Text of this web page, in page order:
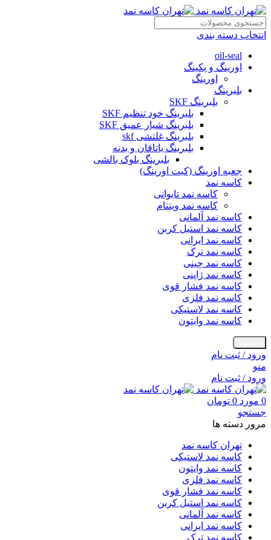
انتخاب دسته بندی
oil-seal
اورینگ و پکینگ
اورینگ
بلبرینگ
بلبرینگ SKF
بلبرینگ خود تنظیم SKF
بلبرینگ شیار عمیق SKF
بلبرینگ غلتشی skf
بلبرینگ یاتاقان و بدنه
بلبرینگ بلوک بالشی
جعبه اورینگ (کیت اورینگ)
کاسه نمد
کاسه نمد تایوانی
کاسه نمد ویتنام
کاسه نمد آلمانی
کاسه نمد استیل کربن
کاسه نمد ایرانی
کاسه نمد ترک
کاسه نمد چینی
کاسه نمد ژاپنی
کاسه نمد فشار قوی
کاسه نمد فلزی
کاسه نمد لاستیکی
کاسه نمد وایتون
ورود / ثبت نام
منو
ورود / ثبت نام
0 مورد 0 تومان
جستجو
مرور دسته ها
تهران کاسه نمد
کاسه نمد لاستیکی
کاسه نمد وایتون
کاسه نمد فلزی
کاسه نمد فشار قوی
کاسه نمد استیل کربن
کاسه نمد آلمانی
کاسه نمد ایرانی
کاسه نمد ترک